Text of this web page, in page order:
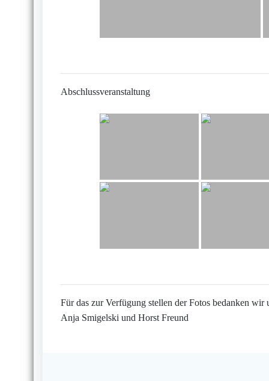
Abschlussveranstaltung
Für das zur Verfügung stellen der Fotos bedanken wir
Anja Smigelski und Horst Freund